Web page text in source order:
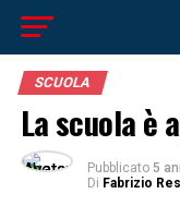
SCUOLA
La scuola è
Pubblicato 5
Di Fabrizio